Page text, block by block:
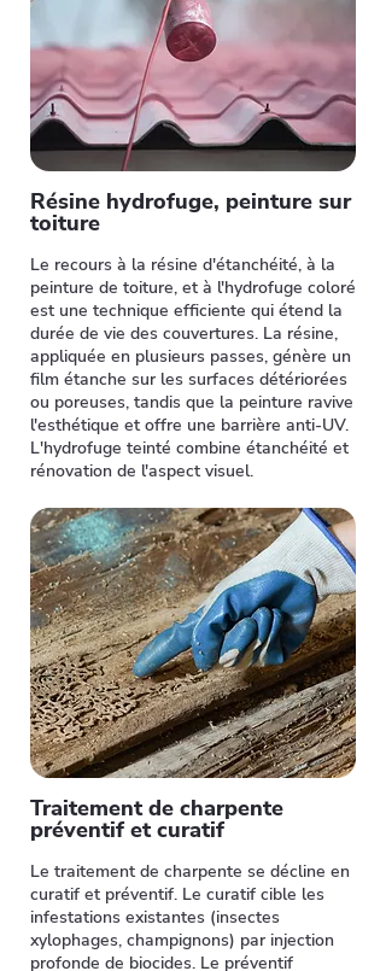
Résine hydrofuge, peinture sur
toiture
Le recours à la résine d'étanchéité, à la
peinture de toiture, et à l'hydrofuge coloré
est une technique efficiente qui étend la
durée de vie des couvertures. La résine,
appliquée en plusieurs passes, génère un
film étanche sur les surfaces détériorées
ou poreuses, tandis que la peinture ravive
l'esthétique et offre une barrière anti-UV.
L'hydrofuge teinté combine étanchéité et
rénovation de l'aspect visuel.
Traitement de charpente
préventif et curatif
Le traitement de charpente se décline en
curatif et préventif. Le curatif cible les
infestations existantes (insectes
xylophages, champignons) par injection
profonde de biocides. Le préventif